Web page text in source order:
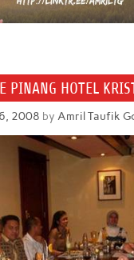
PINANG HOTEL
2008 by Amril Taufik